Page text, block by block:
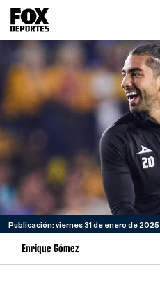
Publicación: viernes 31 de enero de 2025
Enrique Gómez